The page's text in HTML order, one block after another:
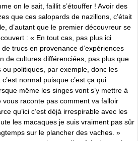
on le sait, faillit s’étouffer ! Avoir des
que ces salopards de nazillons, c’était
d’autant que le premier découvreur se
: « En tout cas, pas plus ici
trucs en provenance d’expériences
de cultures différenciées, pas plus que
politiques, par exemple, donc les
normal puisque c’est ça qui
même les singes vont s’y mettre à
raconte pas comment va falloir
qu’ici c’est déjà irrespirable avec les
les macaques je suis vraiment pas sûr
sur le plancher des vaches. »